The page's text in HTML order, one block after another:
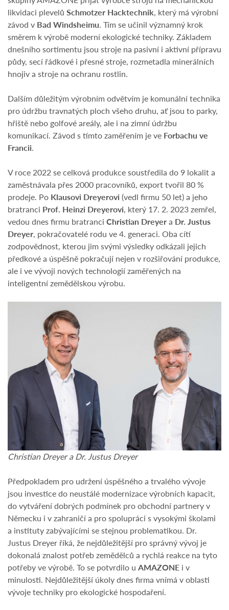
likvidaci plevelů Schmotzer Hacktechnik, který má výrobní
závod v Bad Windsheimu. Tím se učinil významný krok
směrem k výrobě moderní ekologické techniky. Základem
dnešního sortimentu jsou stroje na pasivní i aktivní přípravu
půdy, secí řádkové i přesné stroje, rozmetadla minerálních
hnojiv a stroje na ochranu rostlin.
Dalším důležitým výrobním odvětvím je komunální technika
pro údržbu travnatých ploch všeho druhu, ať jsou to parky,
hřiště nebo golfové areály, ale i na zimní údržbu
komunikací. Závod s tímto zaměřením je ve Forbachu ve
Francii.
V roce 2022 se celková produkce soustředila do 9 lokalit a
zaměstnávala přes 2000 pracovníků, export tvořil 80 %
prodeje. Po Klausovi Dreyerovi (vedl firmu 50 let) a jeho
bratranci Prof. Heinzi Dreyerovi, který 17. 2. 2023 zemřel,
vedou dnes firmu bratranci Christian Dreyera Dr. Justus
Dreyer, pokračovatelé rodu ve 4. generaci. Oba cítí
zodpovědnost, kterou jim svými výsledky odkázali jejich
předkové a úspěšně pokračují nejen v rozšiřování produkce,
ale i ve vývoji nových technologií zaměřených na
inteligentní zemědělskou výrobu.
Christian Dreyer a Dr. Justus Dreyer
Předpokladem pro udržení úspěšného a trvalého vývoje
jsou investice do neustálé modernizace výrobních kapacit,
do vytváření dobrých podmínek pro obchodní partnery v
Německu i v zahraničí a pro spolupráci s vysokými školami
a instituty zabývajícími se stejnou problematikou. Dr.
Justus Dreyer říká, že nejdůležitější pro správný vývoj je
dokonalá znalost potřeb zemědělců a rychlá reakce na tyto
potřeby ve výrobě. To se potvrdilo u AMAZONE i v
minulosti. Nejdůležitější úkoly dnes firma vnímá v oblasti
vývoje techniky pro ekologické hospodaření.